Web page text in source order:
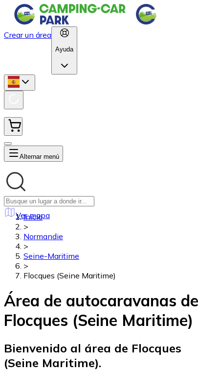
Crear un área
Ayuda
Alternar menú
Ver mapa
Inicio
>
Normandie
>
Seine-Maritime
>
Flocques (Seine Maritime)
Área de autocaravanas de
Flocques (Seine Maritime)
Bienvenido al área de Flocques
(Seine Maritime).